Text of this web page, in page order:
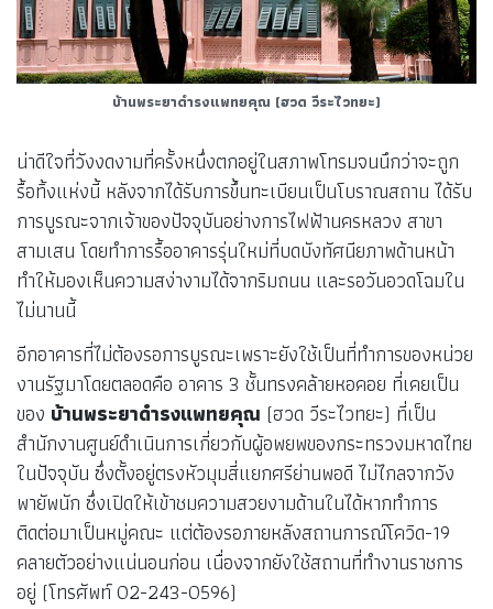
บ้านพระยาดำรงแพทยคุณ (ฮวด วีระไวทยะ)
น่าดีใจที่วังงดงามที่ครั้งหนึ่งตกอยู่ในสภาพโทรมจนนึกว่าจะถูก
รื้อทิ้งแห่งนี้ หลังจากได้รับการขึ้นทะเบียนเป็นโบราณสถาน ได้รับ
การบูรณะจากเจ้าของปัจจุบันอย่างการไฟฟ้านครหลวง สาขา
สามเสน โดยทำการรื้ออาคารรุ่นใหม่ที่บดบังทัศนียภาพด้านหน้า
ทำให้มองเห็นความสง่างามได้จากริมถนน และรอวันอวดโฉมใน
ไม่นานนี้
อีกอาคารที่ไม่ต้องรอการบูรณะเพราะยังใช้เป็นที่ทำการของหน่วย
งานรัฐมาโดยตลอดคือ อาคาร 3 ชั้นทรงคล้ายหอคอย ที่เคยเป็น
ของ บ้านพระยาดำรงแพทยคุณ (ฮวด วีระไวทยะ) ที่เป็น
สำนักงานศูนย์ดำเนินการเกี่ยวกับผู้อพยพของกระทรวงมหาดไทย
ในปัจจุบัน ซึ่งตั้งอยู่ตรงหัวมุมสี่แยกศรีย่านพอดี ไม่ไกลจากวัง
พายัพนัก ซึ่งเปิดให้เข้าชมความสวยงามด้านในได้หากทำการ
ติดต่อมาเป็นหมู่คณะ แต่ต้องรอภายหลังสถานการณ์โควิด-19
คลายตัวอย่างแน่นอนก่อน เนื่องจากยังใช้สถานที่ทำงานราชการ
อยู่ (โทรศัพท์ 02-243-0596)